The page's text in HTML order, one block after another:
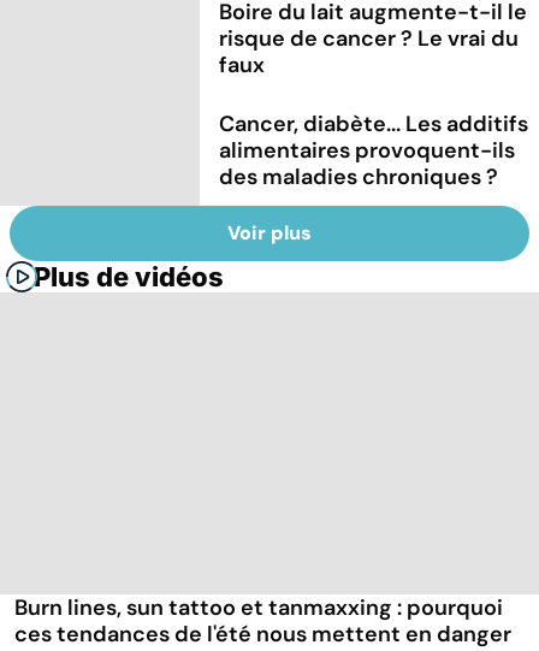
Boire du lait augmente-t-il le
risque de cancer ? Le vrai du
faux
Cancer, diabète... Les additifs
alimentaires provoquent-ils
des maladies chroniques ?
Voir plus
Plus de vidéos
Burn lines, sun tattoo et tanmaxxing : pourquoi
ces tendances de l'été nous mettent en danger